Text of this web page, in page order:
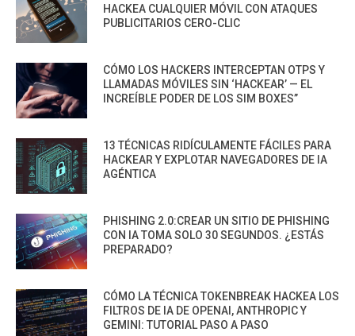
HACKEA CUALQUIER MÓVIL CON ATAQUES
PUBLICITARIOS CERO-CLIC
CÓMO LOS HACKERS INTERCEPTAN OTPS Y
LLAMADAS MÓVILES SIN ‘HACKEAR’ — EL
INCREÍBLE PODER DE LOS SIM BOXES”
13 TÉCNICAS RIDÍCULAMENTE FÁCILES PARA
HACKEAR Y EXPLOTAR NAVEGADORES DE IA
AGÉNTICA
PHISHING 2.0:CREAR UN SITIO DE PHISHING
CON IA TOMA SOLO 30 SEGUNDOS. ¿ESTÁS
PREPARADO?
CÓMO LA TÉCNICA TOKENBREAK HACKEA LOS
FILTROS DE IA DE OPENAI, ANTHROPIC Y
GEMINI: TUTORIAL PASO A PASO